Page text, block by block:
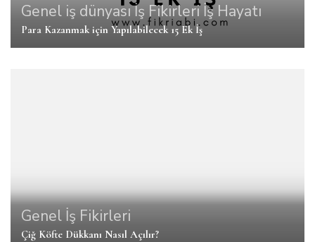
Genel iş dünyası İş Fikirleri İş Hayatı
Para Kazanmak için Yapılabilecek 15 Ek İş
Genel İş Fikirleri
Çiğ Köfte Dükkanı Nasıl Açılır?